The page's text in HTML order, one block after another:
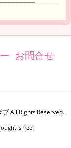
お問合せ
ブAll Rights Reserved.
is free".